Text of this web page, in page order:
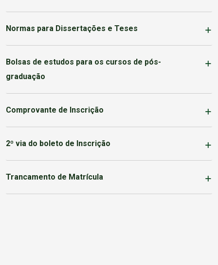
Normas para Dissertações e Teses
Bolsas de estudos para os cursos de pós-
graduação
Comprovante de Inscrição
2º via do boleto de Inscrição
Trancamento de Matrícula